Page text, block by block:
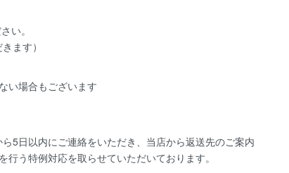
い。
ます）
い場合もございます
5日以内にご連絡をいただき、当店から返送先のご案内
う特例対応を取らせていただいております。